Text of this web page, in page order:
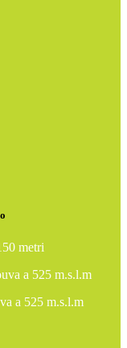
metri
a 525 m.s.l.m
a 525 m.s.l.m